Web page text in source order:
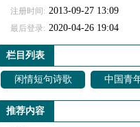
注册时间: 2013-09-27 13:09
最后登录: 2020-04-26 19:04
栏目列表
闲情短句诗歌 中国青
推荐内容